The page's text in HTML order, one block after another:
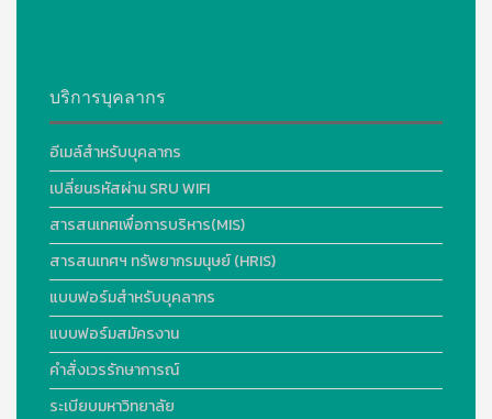
บริการบุคลากร
อีเมล์สำหรับบุคลากร
เปลี่ยนรหัสผ่าน SRU WIFI
สารสนเทศเพื่อการบริหาร(MIS)
สารสนเทศฯ ทรัพยากรมนุษย์ (HRIS)
แบบฟอร์มสำหรับบุคลากร
แบบฟอร์มสมัครงาน
คำสั่งเวรรักษาการณ์
ระเบียบมหาวิทยาลัย